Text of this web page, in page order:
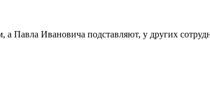
Павла Ивановича подставляют, у других